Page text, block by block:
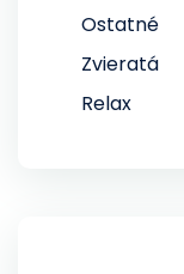
Ostatné
Zvieratá
Relax